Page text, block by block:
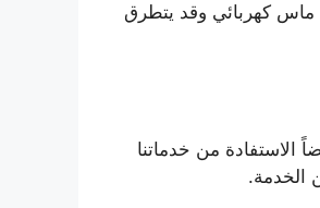
كهربائي وقد يتطرق
الاستفادة من خدماتنا
الخدمة.